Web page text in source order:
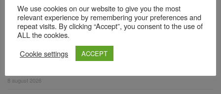
8 august 2026
Am început demolarea fostului complex Duplex 91, de lângă Piața
Star
Ungaria renunță la apelul pentru reducerea consumului de
8 august 2026
We use cookies on our website to give you the most
relevant experience by remembering your preferences and
repeat visits. By clicking “Accept”, you consent to the use of
ALL the cookies.
Cookie settings
ACCEPT